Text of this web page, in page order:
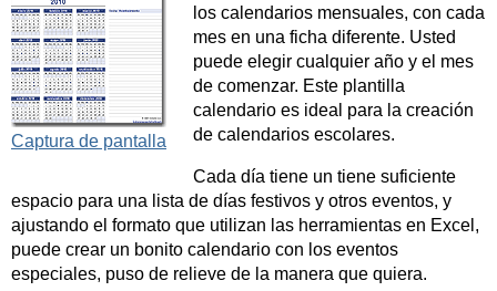
Captura de pantalla
los calendarios mensuales, con cada
mes en una ficha diferente. Usted
puede elegir cualquier año y el mes
de comenzar. Este plantilla
calendario es ideal para la creación
de calendarios escolares.
Cada día tiene un tiene suficiente
espacio para una lista de días festivos y otros eventos, y
ajustando el formato que utilizan las herramientas en Excel,
puede crear un bonito calendario con los eventos
especiales, puso de relieve de la manera que quiera.